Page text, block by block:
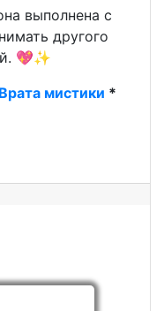
выполнена с
другого
💖✨
мистики *